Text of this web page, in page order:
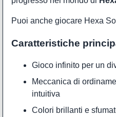
Puoi anche giocare Hexa
Caratteristiche
Gioco infinito per un
Meccanica di
intuitiva
Colori brillanti e